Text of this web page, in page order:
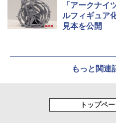
「アークナイ
ルフィギュア
見本を公開
もっと関連
トップペ